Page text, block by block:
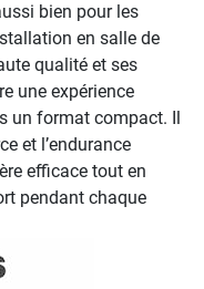
bien pour les
en salle de
qualité et ses
une expérience
un format compact. Il
et l’endurance
efficace tout en
pendant chaque